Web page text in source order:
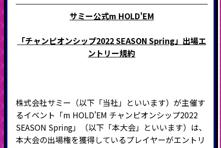
サミー公式m HOLD'EM
「チャンピオンシップ2022 SEASON Spring」出場エ
ントリー規約
株式会社サミー（以下「当社」といいます）が主催す
るイベント「m HOLD'EM チャンピオンシップ2022
SEASON Spring」（以下「本大会」といいます）は、
本大会の出場権を獲得しているプレイヤーがエントリ